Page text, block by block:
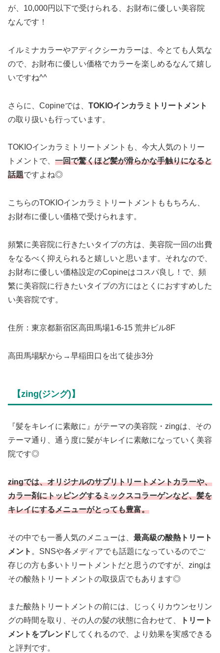
が、10,000円以下で受けられる、お財布に優しい美容院
なんです！
イルミナカラーやアディクシーカラーは、今とても人気な
ので、お財布に優しい価格でカラーを楽しめるなんて嬉し
いですね^^
さらに、Copineでは、 TOKIOインカラミトリートメント
の取り扱いも行っています。
TOKIOインカラミトリートメントも、今大人気のトリー
トメントで、 一回で驚くほど髪が滑らかな手触りになると
話題ですよね◎
こちらのTOKIOインカラミトリートメントももちろん、
お財布に優しい価格で受けられます。
頻繁に美容院に行きたいタイプの方は、美容院一回の出費
をなるべく抑えられると嬉しいと思います。それなので、
お財布に優しい価格設定のCopineはコスパ良し！で、頻
繁に美容院に行きたいタイプの方にはとくにおすすめした
い美容院です。
住所：東京都新宿区高田馬場1-6-15 荒井ビル8F
高田馬場駅から→早稲田口を出て徒歩3分
【zing(ジング)】
『髪をキレイに素敵に』がテーマの美容院・zingは、その
テーマ通り、通う度に髪がキレイに素敵になっていく美容
院です◎
zingでは、オリジナルのサプリトリートメントカラーや、
カラー剤にトッピングするミックスコラーゲンなど、髪を
キレイにするメニューがとっても豊富。
その中でも一番人気のメニューは、 最高級の酸熱トリート
メント 。SNSや各メディアでも話題になっているのでご
存じの方も多いトリートメントだと思うのですが、zingは
その酸熱トリートメントの取扱店でもあります◎
また酸熱トリートメントの前には、じっくりカウンセリン
グの時間を取り、その人の髪の状態に合わせて、
トリート
メントをブレンド してくれるので、より効果を実感できる
と評判です。